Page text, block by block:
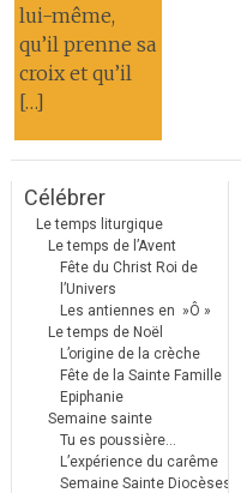
lui-même,
qu’il prenne sa
croix et qu’il
[…]
Célébrer
Le temps liturgique
Le temps de l’Avent
Fête du Christ Roi de
l’Univers
Les antiennes en »Ô »
Le temps de Noël
L’origine de la crèche
Fête de la Sainte Famille
Epiphanie
Semaine sainte
Tu es poussière…
L’expérience du carême
Semaine Sainte Diocèses